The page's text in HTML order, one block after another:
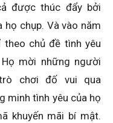
được thúc đẩy bởi
họ chụp. Và vào năm
chủ đề tình yêu
mời những người
chơi đố vui qua
minh tình yêu của họ
khuyến mãi bí mật.